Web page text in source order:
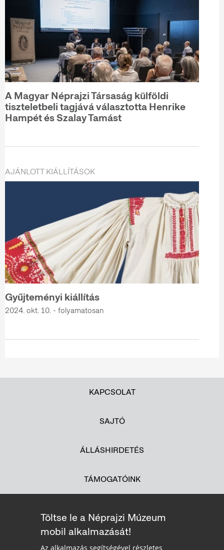
A Magyar Néprajzi Társaság külföldi
tiszteletbeli tagjává választotta Henrike
Hampét és Szalay Tamást
AJÁNLOTT KIÁLLÍTÁSOK
Gyűjteményi kiállítás
2024. okt. 10. - folyamatosan
KAPCSOLAT
SAJTÓ
ÁLLÁSHIRDETÉS
TÁMOGATÓINK
Töltse le a Néprajzi Múzeum
mobil alkalmazását!
Az alkalmazás segítségével részletes